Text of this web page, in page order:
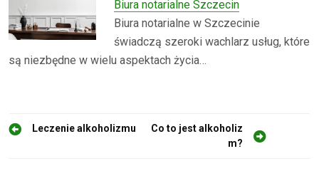
Biura notarialne Szczecin
Biura notarialne w Szczecinie
świadczą szeroki wachlarz usług, które
są niezbędne w wielu aspektach życia…
N
Leczenie alkoholizmu
Co to jest alkoholiz
m?